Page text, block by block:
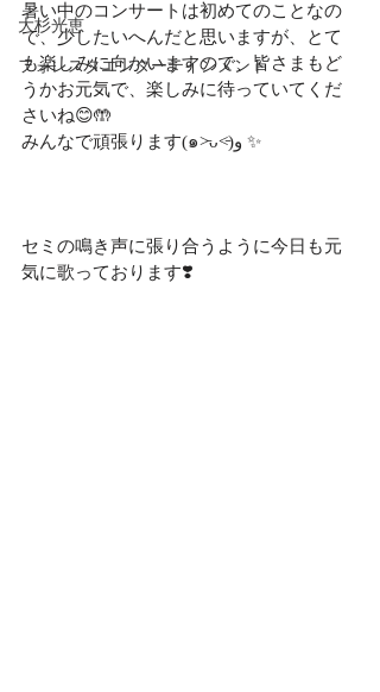
大杉光恵
フォレスタエンターテインメント
暑い中のコンサートは初めてのことなの
で、少したいへんだと思いますが、とて
も楽しみに向かいますので、皆さまもど
うかお元気で、楽しみに待っていてくだ
さいね😊🤲
みんなで頑張ります(๑˃̵ᴗ˂̵)و ✨
セミの鳴き声に張り合うように今日も元
気に歌っております❣️